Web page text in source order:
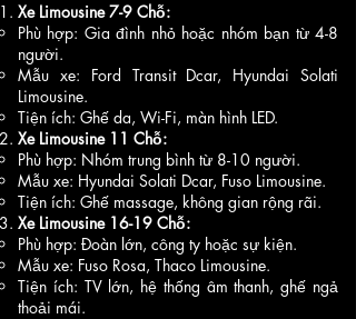
Xe Limousine 7-9 Chỗ:
Phù hợp: Gia đình nhỏ hoặc nhóm bạn từ 4-8
người.
Mẫu xe: Ford Transit Dcar, Hyundai Solati
Limousine.
Tiện ích: Ghế da, Wi-Fi, màn hình LED.
Xe Limousine 11 Chỗ:
Phù hợp: Nhóm trung bình từ 8-10 người.
Mẫu xe: Hyundai Solati Dcar, Fuso Limousine.
Tiện ích: Ghế massage, không gian rộng rãi.
Xe Limousine 16-19 Chỗ:
Phù hợp: Đoàn lớn, công ty hoặc sự kiện.
Mẫu xe: Fuso Rosa, Thaco Limousine.
Tiện ích: TV lớn, hệ thống âm thanh, ghế ngả
thoải mái.